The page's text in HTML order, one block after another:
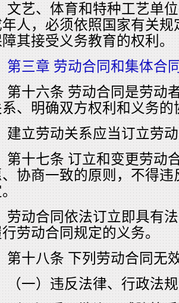
文艺、体育和特种工艺单
年人，必须依照国家有关
其接受义务教育的权利。
第三章 劳动合同和集体合
第十六条 劳动合同是劳动
系、明确双方权利和义务的
建立劳动关系应当订立劳
第十七条 订立和变更劳动
、协商一致的原则，不得
劳动合同依法订立即具有
劳动合同规定的义务。
第十八条 下列劳动合同无
（一）违反法律、行政法